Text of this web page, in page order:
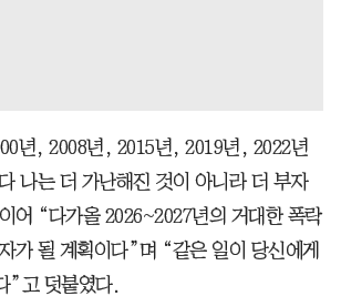
년, 2008년, 2015년, 2019년, 2022년
나는 더 가난해진 것이 아니라 더 부자
어 “다가올 2026~2027년의 거대한 폭락
가 될 계획이다”며 “같은 일이 당신에게
”고 덧붙였다.